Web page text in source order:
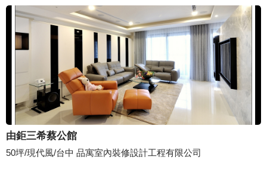
由鉅三希蔡公館
50坪/現代風/台中 品寓室內裝修設計工程有限公司